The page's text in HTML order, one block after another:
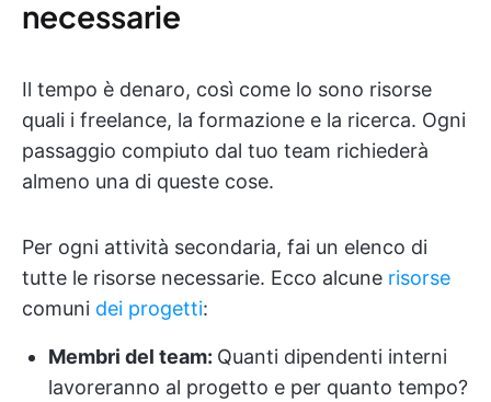
necessarie
Il tempo è denaro, così come lo sono risorse
quali i freelance, la formazione e la ricerca. Ogni
passaggio compiuto dal tuo team richiederà
almeno una di queste cose.
Per ogni attività secondaria, fai un elenco di
tutte le risorse necessarie. Ecco alcune risorse
comuni dei progetti:
Membri del team: Quanti dipendenti interni
lavoreranno al progetto e per quanto tempo?